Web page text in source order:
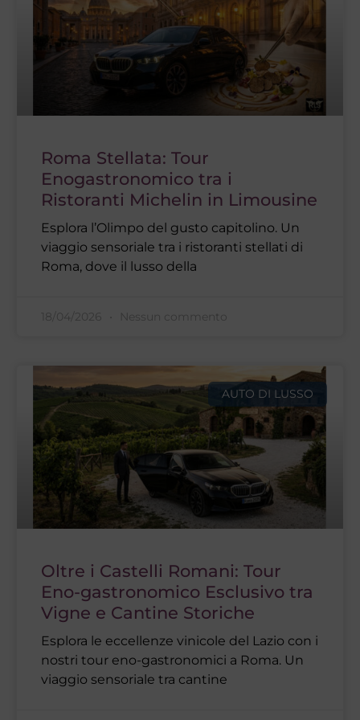
Roma Stellata: Tour
Enogastronomico tra i
Ristoranti Michelin in Limousine
Esplora l’Olimpo del gusto capitolino. Un
viaggio sensoriale tra i ristoranti stellati di
Roma, dove il lusso della
18/04/2026 Nessun commento
AUTO DI LUSSO
Oltre i Castelli Romani: Tour
Eno-gastronomico Esclusivo tra
Vigne e Cantine Storiche
Esplora le eccellenze vinicole del Lazio con i
nostri tour eno-gastronomici a Roma. Un
viaggio sensoriale tra cantine